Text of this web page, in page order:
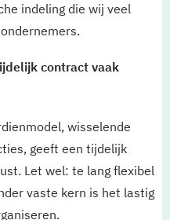
indeling die wij veel
contract vaak
wisselende
geeft een tijdelijk
Let wel: te lang flexibel
vaste kern is het lastig